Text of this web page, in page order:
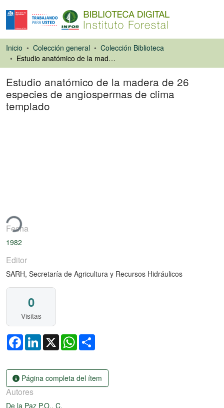
Inicio Colección general
Colección Biblioteca
Estudio anatómico de la madera de 26 especies de angiospermas de clima templado
Estudio anatómico de la madera de 26
especies de angiospermas de clima
templado
Fecha
1982
Editor
SARH, Secretaría de Agricultura y Recursos Hidráulicos
0
Visitas
FacebookLinkedIn
X WhatsApp
Página completa del ítem
Autores
De la Paz P.O., C.